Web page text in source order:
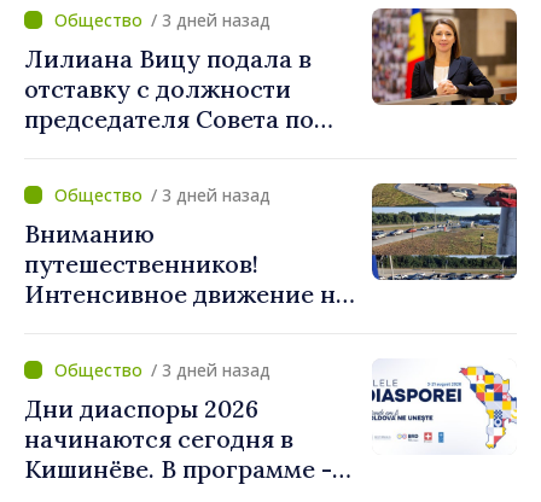
правила дорожного
движения
/ 3 дней назад
Лилиана Вицу подала в
отставку с должности
председателя Совета по
/ 3 дней назад
Вниманию
путешественников!
Интенсивное движение на
направлении выезда из
Республики Молдова
/ 3 дней назад
Дни диаспоры 2026
начинаются сегодня в
Кишинёве. В программе -